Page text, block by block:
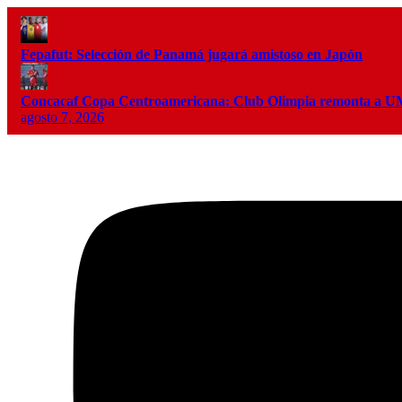
Fepafut: Selección de Panamá jugará amistoso en Japón
Concacaf Copa Centroamericana: Club Olimpia remonta a
agosto 7, 2026